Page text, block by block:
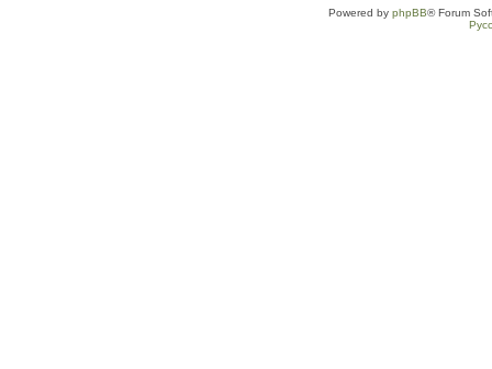
Powered by phpBB® Forum